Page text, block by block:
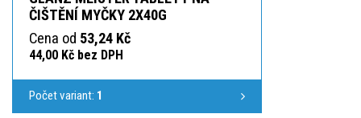
ČIŠTĚNÍ MYČKY 2X40G
Cena od 53,24 Kč
44,00 Kč bez DPH
Počet variant: 1